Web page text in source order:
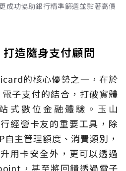
成功協助銀行精準篩選並黏著高價
造隨身支付顧問
的核心優勢之一，在於
子支付的結合，打破實體
式數位金融體驗。玉山
經營卡友的重要工具，除
主管理額度、消費類別，
用卡安全外，更可以透過
，甚至將回饋透過電子